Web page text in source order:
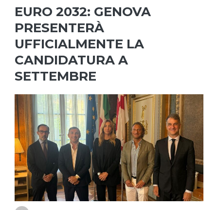
EURO 2032: GENOVA
PRESENTERÀ
UFFICIALMENTE LA
CANDIDATURA A
SETTEMBRE